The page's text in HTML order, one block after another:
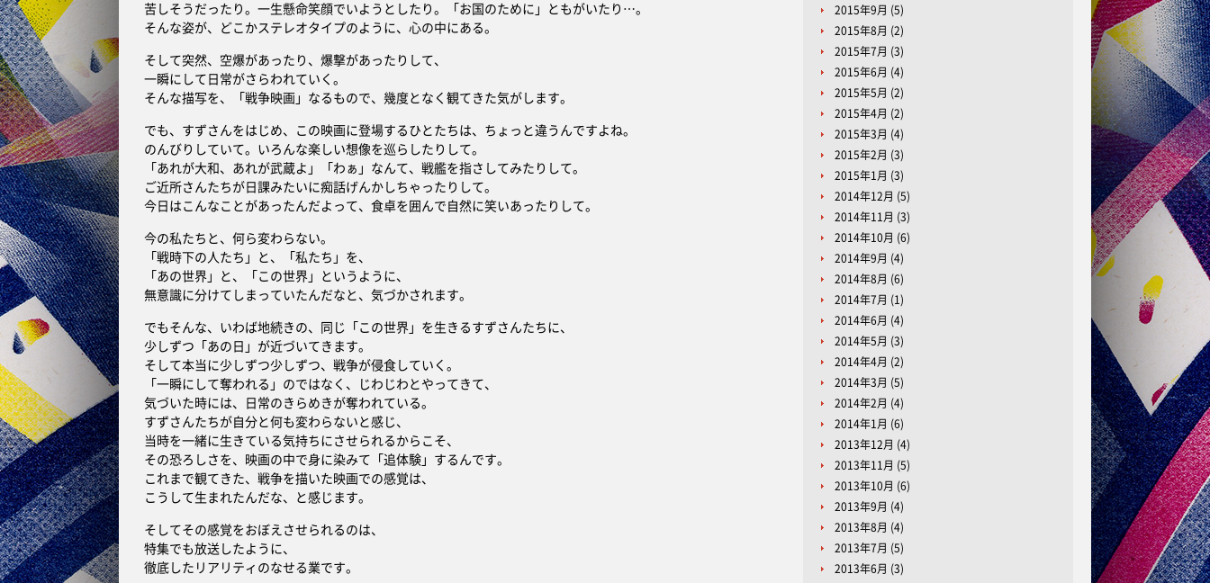
苦しそうだったり。一生懸命笑顔でいようとしたり。「お国のために」ともがいたり…。
そんな姿が、どこかステレオタイプのように、心の中にある。
そして突然、空爆があったり、爆撃があったりして、
一瞬にして日常がさらわれていく。
そんな描写を、「戦争映画」なるもので、幾度となく観てきた気がします。
でも、すずさんをはじめ、この映画に登場するひとたちは、ちょっと違うんですよね。
のんびりしていて。いろんな楽しい想像を巡らしたりして。
「あれが大和、あれが武蔵よ」「わぁ」なんて、戦艦を指さしてみたりして。
ご近所さんたちが日課みたいに痴話げんかしちゃったりして。
今日はこんなことがあったんだよって、食卓を囲んで自然に笑いあったりして。
今の私たちと、何ら変わらない。
「戦時下の人たち」と、「私たち」を、
「あの世界」と、「この世界」というように、
無意識に分けてしまっていたんだなと、気づかされます。
でもそんな、いわば地続きの、同じ「この世界」を生きるすずさんたちに、
少しずつ「あの日」が近づいてきます。
そして本当に少しずつ少しずつ、戦争が侵食していく。
「一瞬にして奪われる」のではなく、じわじわとやってきて、
気づいた時には、日常のきらめきが奪われている。
すずさんたちが自分と何も変わらないと感じ、
当時を一緒に生きている気持ちにさせられるからこそ、
その恐ろしさを、映画の中で身に染みて「追体験」するんです。
これまで観てきた、戦争を描いた映画での感覚は、
こうして生まれたんだな、と感じます。
そしてその感覚をおぼえさせられるのは、
特集でも放送したように、
徹底したリアリティのなせる業です。
2015年9月 (5)
2015年8月 (2)
2015年7月 (3)
2015年6月 (4)
2015年5月 (2)
2015年4月 (2)
2015年3月 (4)
2015年2月 (3)
2015年1月 (3)
2014年12月 (5)
2014年11月 (3)
2014年10月 (6)
2014年9月 (4)
2014年8月 (6)
2014年7月 (1)
2014年6月 (4)
2014年5月 (3)
2014年4月 (2)
2014年3月 (5)
2014年2月 (4)
2014年1月 (6)
2013年12月 (4)
2013年11月 (5)
2013年10月 (6)
2013年9月 (4)
2013年8月 (4)
2013年7月 (5)
2013年6月 (3)